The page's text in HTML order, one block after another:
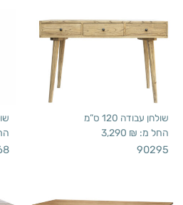
שולחן עבודה 120 ס”מ
החל מ: 3,290 ₪
90295